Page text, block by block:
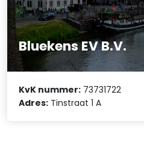
Bluekens EV B.V.
KvK nummer: 73731722
Adres: Tinstraat 1 A